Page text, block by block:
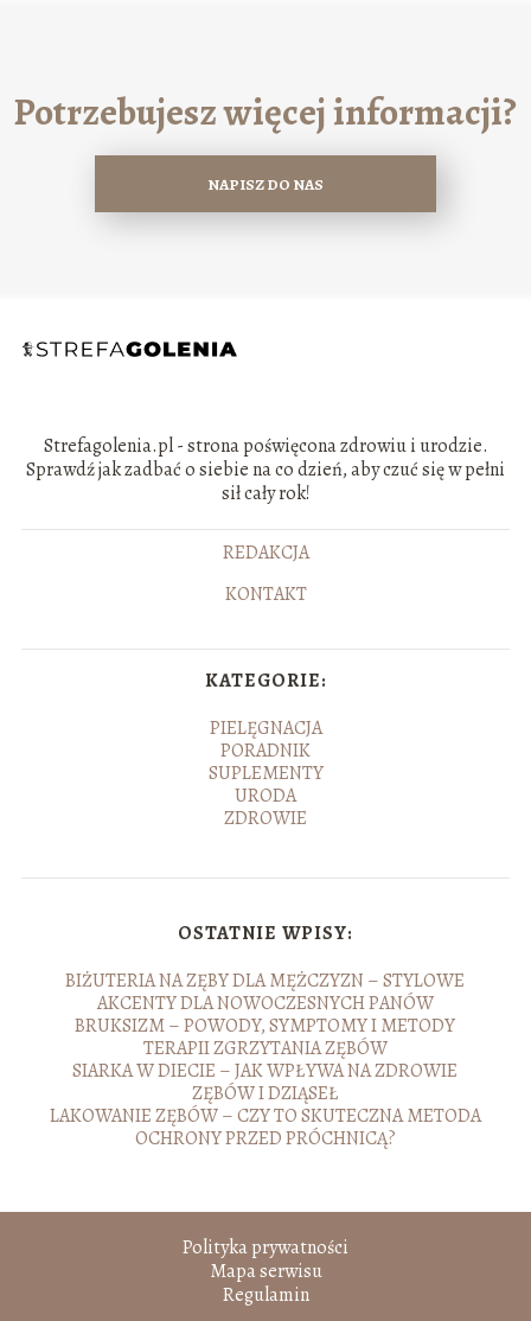
Potrzebujesz więcej informacji?
NAPISZ DO NAS
Strefagolenia.pl - strona poświęcona zdrowiu i urodzie.
Sprawdź jak zadbać o siebie na co dzień, aby czuć się w pełni
sił cały rok!
REDAKCJA
KONTAKT
KATEGORIE:
PIELĘGNACJA
PORADNIK
SUPLEMENTY
URODA
ZDROWIE
OSTATNIE WPISY:
BIŻUTERIA NA ZĘBY DLA MĘŻCZYZN – STYLOWE
AKCENTY DLA NOWOCZESNYCH PANÓW
BRUKSIZM – POWODY, SYMPTOMY I METODY
TERAPII ZGRZYTANIA ZĘBÓW
SIARKA W DIECIE – JAK WPŁYWA NA ZDROWIE
ZĘBÓW I DZIĄSEŁ
LAKOWANIE ZĘBÓW – CZY TO SKUTECZNA METODA
OCHRONY PRZED PRÓCHNICĄ?
Polityka prywatności
Mapa serwisu
Regulamin